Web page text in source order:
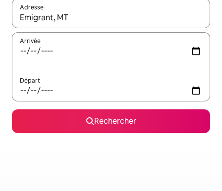
Adresse
Lorsque les résultats s'affichent, utilisez les flèches vers le
Arrivée
Départ
Rechercher